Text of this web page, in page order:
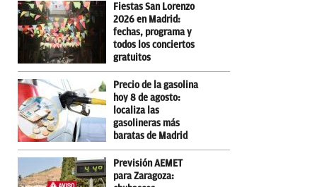
Fiestas San Lorenzo
2026 en Madrid:
fechas, programa y
todos los conciertos
gratuitos
Precio de la gasolina
hoy 8 de agosto:
localiza las
gasolineras más
baratas de Madrid
Previsión AEMET
para Zaragoza: